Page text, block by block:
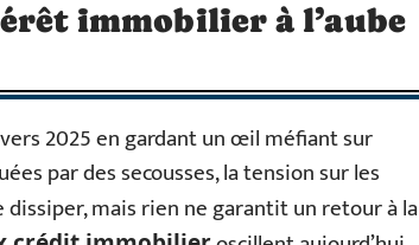
immobilier à l’aube
vers 2025 en gardant un œil méfiant sur
par des secousses, la tension sur les
dissiper, mais rien ne garantit un retour à la